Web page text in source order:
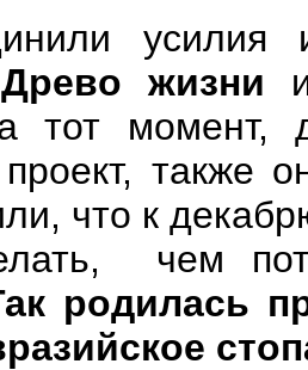
жизни
тот
также
что к
чем
родилась